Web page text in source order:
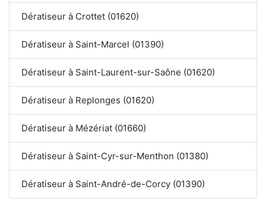
Dératiseur à Crottet (01620)
Dératiseur à Saint-Marcel (01390)
Dératiseur à Saint-Laurent-sur-Saône (01620)
Dératiseur à Replonges (01620)
Dératiseur à Mézériat (01660)
Dératiseur à Saint-Cyr-sur-Menthon (01380)
Dératiseur à Saint-André-de-Corcy (01390)